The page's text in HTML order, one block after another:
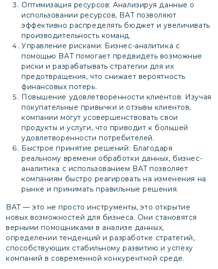
Оптимизация ресурсов: Анализируя данные о
использовании ресурсов, BAT позволяют
эффективно распределять бюджет и увеличивать
производительность команд.
Управление рисками: Бизнес-аналитика с
помощью BAT помогает предвидеть возможные
риски и разрабатывать стратегии для их
предотвращения, что снижает вероятность
финансовых потерь.
Повышение удовлетворенности клиентов: Изучая
покупательные привычки и отзывы клиентов,
компании могут усовершенствовать свои
продукты и услуги, что приводит к большей
удовлетворенности потребителей.
Быстрое принятие решений: Благодаря
реальному времени обработки данных, бизнес-
аналитика с использованием BAT позволяет
компаниям быстро реагировать на изменения на
рынке и принимать правильные решения.
BAT — это не просто инструменты, это открытие
новых возможностей для бизнеса. Они становятся
верными помощниками в анализе данных,
определении тенденций и разработке стратегий,
способствующих стабильному развитию и успеху
компаний в современной конкурентной среде.